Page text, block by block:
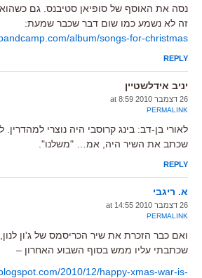
נסה את האוסף של סופיאן סטיבנס. גם
זה לא נשמע כמו שום דבר שכבר שמעת:
album/songs-for-christmas
REPLY
יניב אידלשטיין
26 דצמבר 2010 at 8:59
PERMALINK
לאורי בן-דב: בינג קרוסבי היה נוצרי למהדרין.
שכתב את השיר היה, אמ… "משלנו".
REPLY
א. ריגבי
26 דצמבר 2010 at 14:55
PERMALINK
ואם כבר הזכרת את שיר הכריסמס של ג'ון
שכתבתי עליו ממש בסוף השבוע האחרון –
2010/12/happy-xmas-war-is-